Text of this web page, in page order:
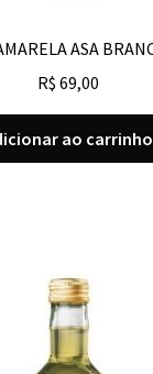
ASA
R$ 69,00
ao carrinho